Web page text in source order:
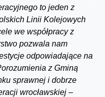
to jeden z
Linii Kolejowych
we współpracy z
pozwala nam
odpowiadające na
z Gminą
sprawnej i dobrze
wrocławskiej –